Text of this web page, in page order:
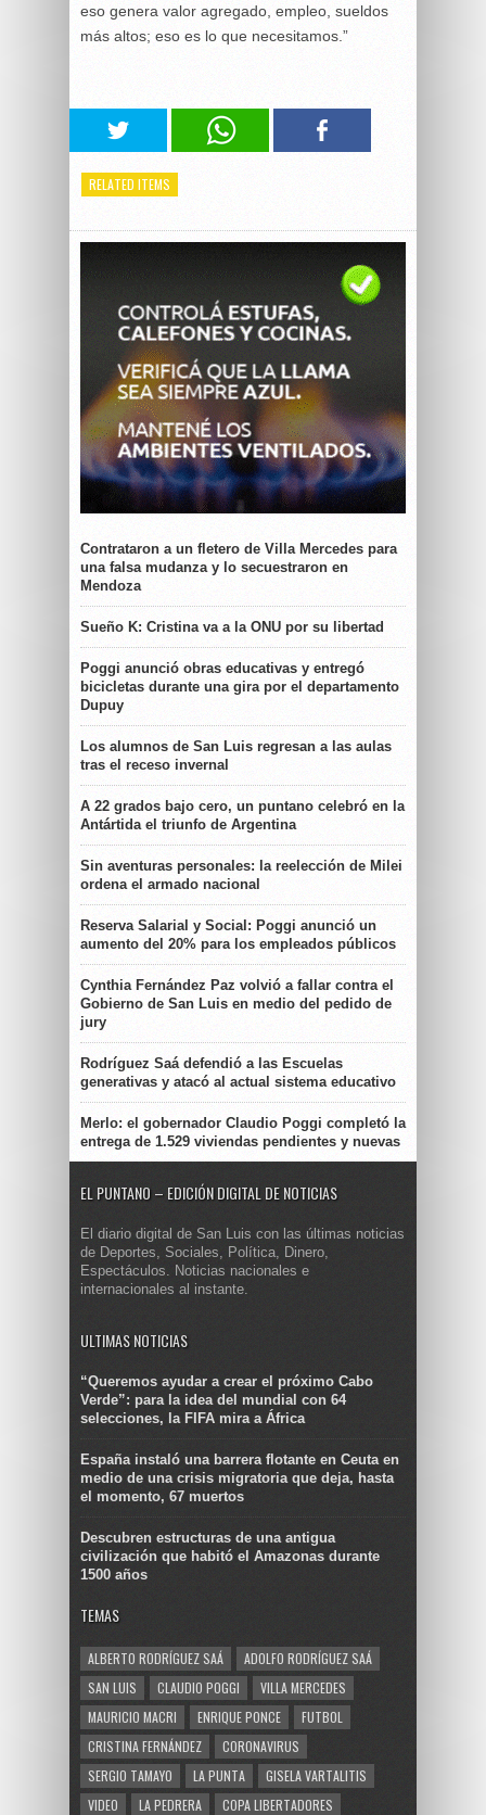
eso genera valor agregado, empleo, sueldos
más altos; eso es lo que necesitamos.”
RELATED ITEMS
Contrataron a un fletero de Villa Mercedes para
una falsa mudanza y lo secuestraron en
Mendoza
Sueño K: Cristina va a la ONU por su libertad
Poggi anunció obras educativas y entregó
bicicletas durante una gira por el departamento
Dupuy
Los alumnos de San Luis regresan a las aulas
tras el receso invernal
A 22 grados bajo cero, un puntano celebró en la
Antártida el triunfo de Argentina
Sin aventuras personales: la reelección de Milei
ordena el armado nacional
Reserva Salarial y Social: Poggi anunció un
aumento del 20% para los empleados públicos
Cynthia Fernández Paz volvió a fallar contra el
Gobierno de San Luis en medio del pedido de
jury
Rodríguez Saá defendió a las Escuelas
generativas y atacó al actual sistema educativo
Merlo: el gobernador Claudio Poggi completó la
entrega de 1.529 viviendas pendientes y nuevas
EL PUNTANO – EDICIÓN DIGITAL DE NOTICIAS
El diario digital de San Luis con las últimas noticias
de Deportes, Sociales, Política, Dinero,
Espectáculos. Noticias nacionales e
internacionales al instante.
ULTIMAS NOTICIAS
“Queremos ayudar a crear el próximo Cabo
Verde”: para la idea del mundial con 64
selecciones, la FIFA mira a África
España instaló una barrera flotante en Ceuta en
medio de una crisis migratoria que deja, hasta
el momento, 67 muertos
Descubren estructuras de una antigua
civilización que habitó el Amazonas durante
1500 años
TEMAS
ALBERTO RODRÍGUEZ SAÁ
ADOLFO RODRÍGUEZ SAÁ
SAN LUIS
CLAUDIO POGGI
VILLA MERCEDES
MAURICIO MACRI
ENRIQUE PONCE
FUTBOL
CRISTINA FERNÁNDEZ
CORONAVIRUS
SERGIO TAMAYO
LA PUNTA
GISELA VARTALITIS
VIDEO
LA PEDRERA COPA LIBERTADORES